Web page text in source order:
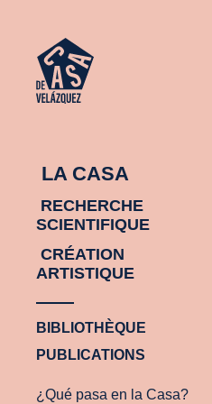
LA CASA
RECHERCHE
SCIENTIFIQUE
CRÉATION
ARTISTIQUE
BIBLIOTHÈQUE
PUBLICATIONS
¿Qué pasa en la Casa?